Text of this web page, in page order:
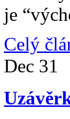
je
Celý
Dec 31